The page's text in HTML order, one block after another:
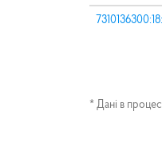
* Дані в